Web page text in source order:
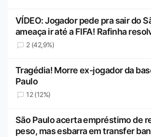
VÍDEO: Jogador pede pra sair do
ameaça ir até a FIFA! Rafinha
2 (42,9%)
Tragédia! Morre ex-jogador da
Paulo
12 (12%)
São Paulo acerta empréstimo de
peso, mas esbarra em transfer ban